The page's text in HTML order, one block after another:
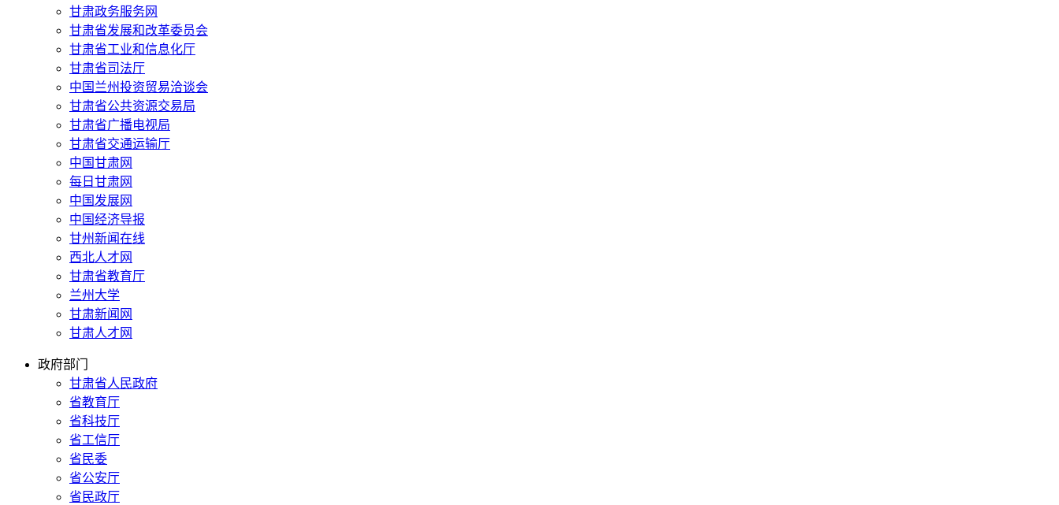
甘肃政务服务网
甘肃省发展和改革委员会
甘肃省工业和信息化厅
甘肃省司法厅
中国兰州投资贸易洽谈会
甘肃省公共资源交易局
甘肃省广播电视局
甘肃省交通运输厅
中国甘肃网
每日甘肃网
中国发展网
中国经济导报
甘州新闻在线
西北人才网
甘肃省教育厅
兰州大学
甘肃新闻网
甘肃人才网
政府部门
甘肃省人民政府
省教育厅
省科技厅
省工信厅
省民委
省公安厅
省民政厅